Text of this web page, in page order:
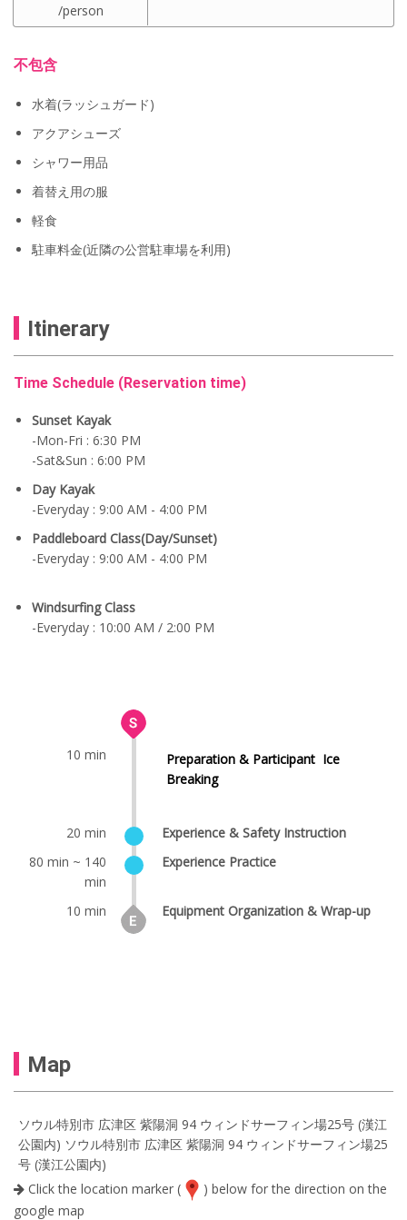
/person
不包含
水着(ラッシュガード)
アクアシューズ
シャワー用品
着替え用の服
軽食
駐車料金(近隣の公営駐車場を利用)
Itinerary
Time Schedule (Reservation time)
Sunset Kayak
-Mon-Fri : 6:30 PM
-Sat&Sun : 6:00 PM
Day Kayak
-Everyday : 9:00 AM - 4:00 PM
Paddleboard Class(Day/Sunset)
-Everyday : 9:00 AM - 4:00 PM
Windsurfing Class
-Everyday : 10:00 AM / 2:00 PM
10 min
Preparation & Participant Ice
Breaking
20 min
Experience & Safety Instruction
80 min ~ 140
min
Experience Practice
10 min Equipment Organization & Wrap-up
Map
ソウル特別市 広津区 紫陽洞 94 ウィンドサーフィン場25号 (漢江
公園内) ソウル特別市 広津区 紫陽洞 94 ウィンドサーフィン場25
号 (漢江公園内)
Click the location marker (
) below for the direction on the
google map